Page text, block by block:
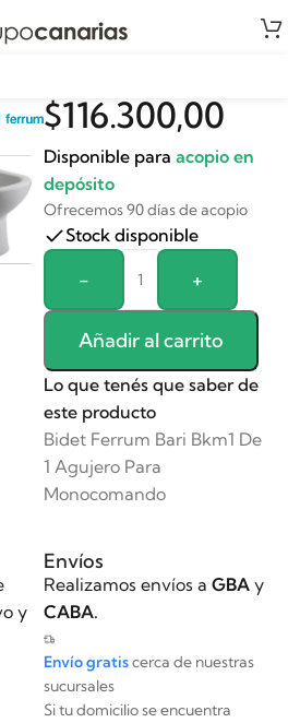
para agrandar
$116.300,00
Disponible para acopio en
depósito
Ofrecemos 90 días de acopio
Stock disponible
- +
Añadir al carrito
Alternative:
Lo que tenés que saber de
este producto
Bidet Ferrum Bari Bkm1 De
1 Agujero Para
Monocomando
y
Envíos
Realizamos envíos a GBAy
CABA.
Envío gratiscerca de nuestras
sucursales
Si tu domicilio se encuentra